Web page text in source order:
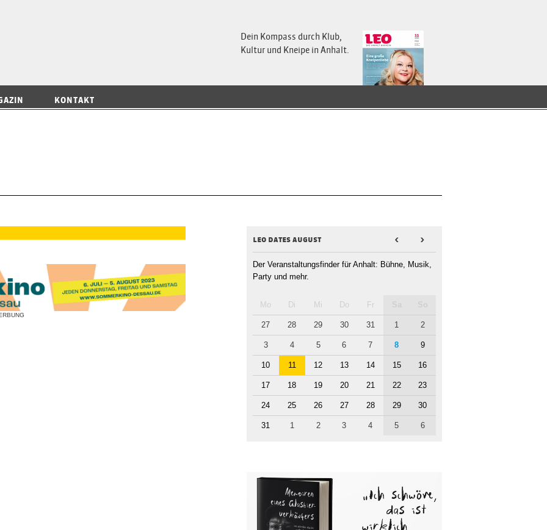
Dein Kompass durch Klub,
Kultur und Kneipe in Anhalt.
KONTAKT
leo dates august < >
Der Veranstaltungsfinder für Anhalt: Bühne, Musik,
Party und mehr.
Mo Di Mi Do Fr
27 28 29 30 31 1 2
3 4 5 6 7 8 9
10 11 12 13 14 15 16
17 18 19 20 21 22 23
24 25 26 27 28 29 30
31 1 2 3 4 5 6